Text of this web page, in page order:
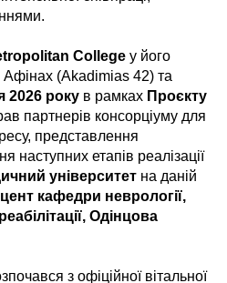
College у його
Афінах (Akadimias 42) та
2026 року в рамках Проєкту
партнерів консорціуму для
представлення
наступних етапів реалізації
університет на даній
кафедри неврології,
Одінцова
з офіційної вітальної